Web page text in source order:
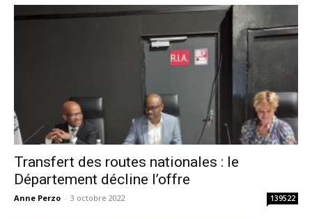
Transfert des routes nationales : le
Département décline l’offre
Anne Perzo - 3 octobre 2022 139522